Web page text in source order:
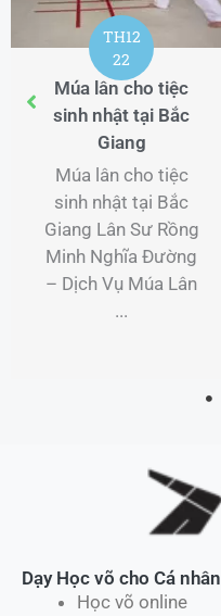
Hà Nội
Lân Sư Rồng Minh
Nghĩa Đường –
Dịch Vụ Đặt dịch vụ
lân sư rồng Tận
Nơi Tại Kiều Phú ...
Dạy Học võ cho Cá nhân
Học võ online